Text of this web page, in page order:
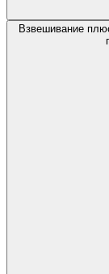
Взвешивание